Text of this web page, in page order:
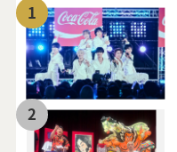
1
2